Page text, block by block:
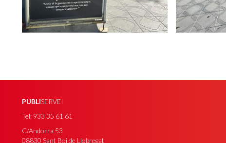
PUBLISERVEI
Tel: 933 35 61 61
C/Andorra 53
08830 Sant Boi de Llobregat